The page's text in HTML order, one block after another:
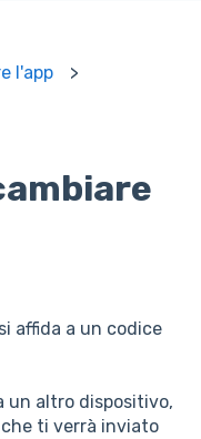
l'app
affida a un codice
un altro dispositivo,
ti verrà inviato